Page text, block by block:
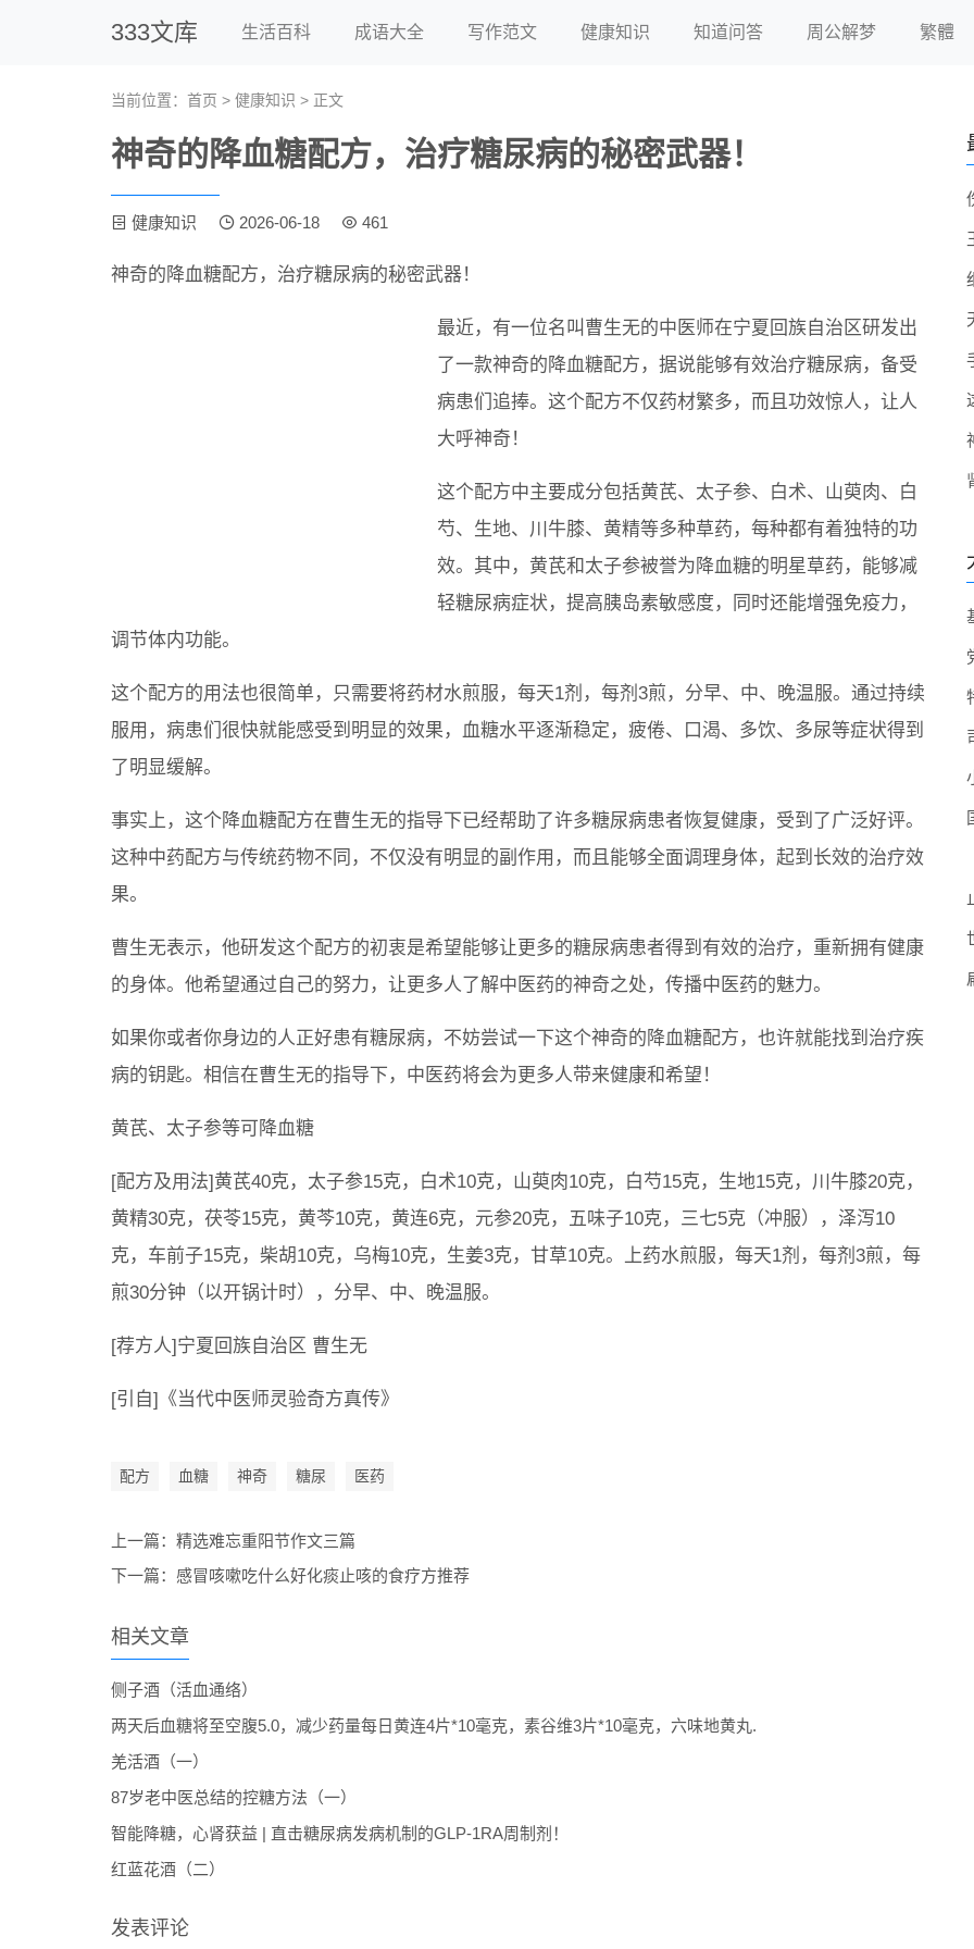
333文库 生活百科 成语大全 写作范文 健康知识 知道问答 周公解梦 繁體
当前位置： 首页 > 健康知识 > 正文
神奇的降血糖配方，治疗糖尿病的秘密武器！
健康知识 2026-06-18 461
神奇的降血糖配方，治疗糖尿病的秘密武器！
最近，有一位名叫曹生无的中医师在宁夏回族自治区研发出
了一款神奇的降血糖配方，据说能够有效治疗糖尿病，备受
病患们追捧。这个配方不仅药材繁多，而且功效惊人，让人
大呼神奇！
这个配方中主要成分包括黄芪、太子参、白术、山萸肉、白
芍、生地、川牛膝、黄精等多种草药，每种都有着独特的功
效。其中，黄芪和太子参被誉为降血糖的明星草药，能够减
轻糖尿病症状，提高胰岛素敏感度，同时还能增强免疫力，
调节体内功能。
这个配方的用法也很简单，只需要将药材水煎服，每天1剂，每剂3煎，分早、中、晚温服。通过持续
服用，病患们很快就能感受到明显的效果，血糖水平逐渐稳定，疲倦、口渴、多饮、多尿等症状得到
了明显缓解。
事实上，这个降血糖配方在曹生无的指导下已经帮助了许多糖尿病患者恢复健康，受到了广泛好评。
这种中药配方与传统药物不同，不仅没有明显的副作用，而且能够全面调理身体，起到长效的治疗效
果。
曹生无表示，他研发这个配方的初衷是希望能够让更多的糖尿病患者得到有效的治疗，重新拥有健康
的身体。他希望通过自己的努力，让更多人了解中医药的神奇之处，传播中医药的魅力。
如果你或者你身边的人正好患有糖尿病，不妨尝试一下这个神奇的降血糖配方，也许就能找到治疗疾
病的钥匙。相信在曹生无的指导下，中医药将会为更多人带来健康和希望！
黄芪、太子参等可降血糖
[配方及用法]黄芪40克，太子参15克，白术10克，山萸肉10克，白芍15克，生地15克，川牛膝20克，
黄精30克，茯苓15克，黄芩10克，黄连6克，元参20克，五味子10克，三七5克（冲服），泽泻10
克，车前子15克，柴胡10克，乌梅10克，生姜3克，甘草10克。上药水煎服，每天1剂，每剂3煎，每
煎30分钟（以开锅计时），分早、中、晚温服。
[荐方人]宁夏回族自治区 曹生无
[引自]《当代中医师灵验奇方真传》
配方 血糖 神奇 糖尿 医药
上一篇： 精选难忘重阳节作文三篇
下一篇： 感冒咳嗽吃什么好化痰止咳的食疗方推荐
相关文章
侧子酒（活血通络）
两天后血糖将至空腹5.0，减少药量每日黄连4片*10毫克，素谷维3片*10毫克，六味地黄丸.
羌活酒（一）
87岁老中医总结的控糖方法（一）
智能降糖，心肾获益 | 直击糖尿病发病机制的GLP-1RA周制剂！
红蓝花酒（二）
发表评论